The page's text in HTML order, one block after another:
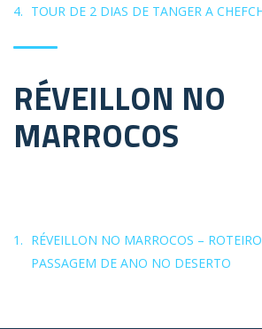
TOUR DE 2 DIAS DE TANGER A
RÉVEILLON NO
MARROCOS
RÉVEILLON NO MARROCOS –
PASSAGEM DE ANO NO DESERTO